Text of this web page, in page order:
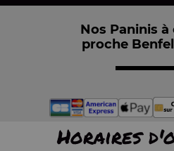
Nos Paninis
proche
Horaires